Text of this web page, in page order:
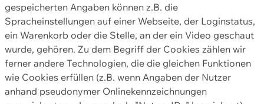
gespeicherten Angaben können z.B. die
Spracheinstellungen auf einer Webseite, der Loginstatus,
ein Warenkorb oder die Stelle, an der ein Video geschaut
wurde, gehören. Zu dem Begriff der Cookies zählen wir
ferner andere Technologien, die die gleichen Funktionen
wie Cookies erfüllen (z.B. wenn Angaben der Nutzer
anhand pseudonymer Onlinekennzeichnungen